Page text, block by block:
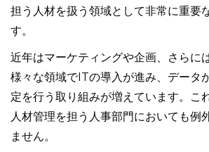
担う人材を扱う領域として非常に重要
す。
近年はマーケティングや企画、さらに
様々な領域でITの導入が進み、データ
定を行う取り組みが増えています。こ
人材管理を担う人事部門においても例
ません。